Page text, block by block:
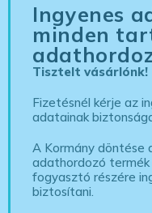
Ingyenes
minden
Tisztelt vásárlónk!
Fizetésnél kérje az
adatainak
A Kormány döntése
adathordozó termék
fogyasztó részére
biztosítani.